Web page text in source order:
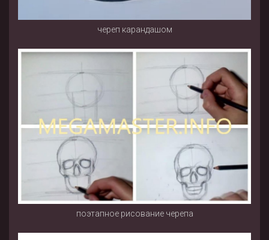
череп карандашом
поэтапное рисование черепа